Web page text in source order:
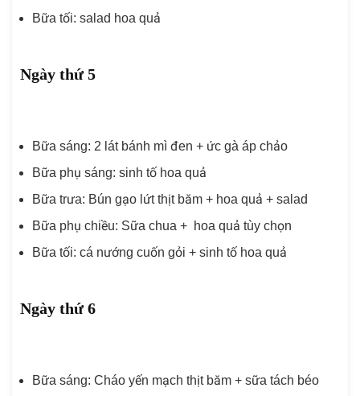
Bữa tối: salad hoa quả
Ngày thứ 5
Bữa sáng: 2 lát bánh mì đen + ức gà áp chảo
Bữa phụ sáng: sinh tố hoa quả
Bữa trưa: Bún gạo lứt thịt băm + hoa quả + salad
Bữa phụ chiều: Sữa chua + hoa quả tùy chọn
Bữa tối: cá nướng cuốn gỏi + sinh tố hoa quả
Ngày thứ 6
Bữa sáng: Cháo yến mạch thịt băm + sữa tách béo